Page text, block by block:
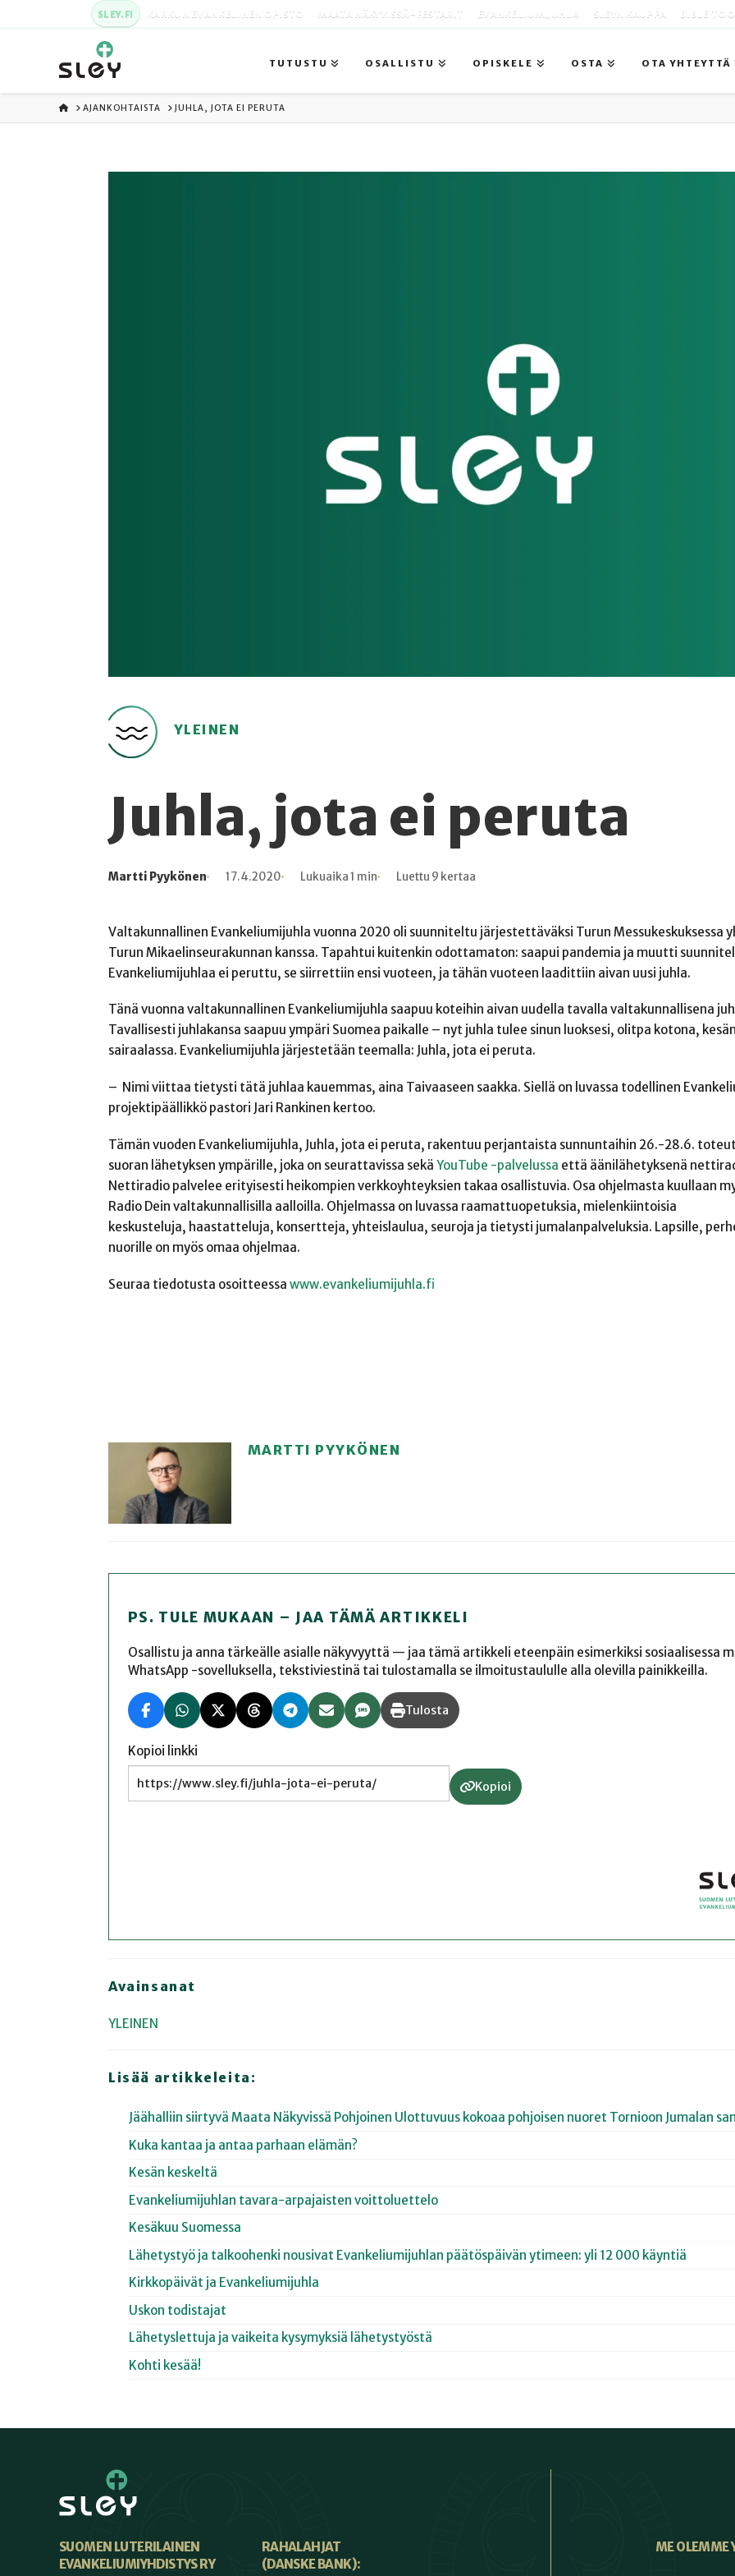
SLEY.FI KARKUN EVANKELINEN OPISTO MAATA NÄKYVISSÄ -FESTARIT EVANKELIUMIJUHLA SLEYN KAUPPA BIBLE
TUTUSTU OSALLISTU OPISKELE OSTA OTA YHTEYTTÄ
ETUSIVU
AJANKOHTAISTA JUHLA, JOTA EI PERUTA
YLEINEN
Juhla, jota ei peruta
Kirjoittaja
Martti Pyykönen
Julkaistu 17.4.2020
Lukuaika Lukuaika 1 min
Lukukertoja Luettu 9 kertaa
Valtakunnallinen Evankeliumijuhla vuonna 2020 oli suunniteltu järjestettäväksi Turun Messukeskuksessa
Turun Mikaelinseurakunnan kanssa. Tapahtui kuitenkin odottamaton: saapui pandemia ja muutti
Evankeliumijuhlaa ei peruttu, se siirrettiin ensi vuoteen, ja tähän vuoteen laadittiin aivan uusi juhla.
Tänä vuonna valtakunnallinen Evankeliumijuhla saapuu koteihin aivan uudella tavalla valtakunnallisena
Tavallisesti juhlakansa saapuu ympäri Suomea paikalle – nyt juhla tulee sinun luoksesi, olitpa kotona,
sairaalassa. Evankeliumijuhla järjestetään teemalla: Juhla, jota ei peruta.
– Nimi viittaa tietysti tätä juhlaa kauemmas, aina Taivaaseen saakka. Siellä on luvassa todellinen
projektipäällikkö pastori Jari Rankinen kertoo.
Tämän vuoden Evankeliumijuhla, Juhla, jota ei peruta, rakentuu perjantaista sunnuntaihin 26.-28.6.
suoran lähetyksen ympärille, joka on seurattavissa sekä YouTube -palvelussa että äänilähetyksenä
Nettiradio palvelee erityisesti heikompien verkkoyhteyksien takaa osallistuvia. Osa ohjelmasta kuullaan
Radio Dein valtakunnallisilla aalloilla. Ohjelmassa on luvassa raamattuopetuksia, mielenkiintoisia
keskusteluja, haastatteluja, konsertteja, yhteislaulua, seuroja ja tietysti jumalanpalveluksia. Lapsille,
nuorille on myös omaa ohjelmaa.
Seuraa tiedotusta osoitteessa www.evankeliumijuhla.fi
MARTTI PYYKÖNEN
PS. TULE MUKAAN – JAA TÄMÄ ARTIKKELI
Osallistu ja anna tärkeälle asialle näkyvyyttä — jaa tämä artikkeli eteenpäin esimerkiksi sosiaalisessa
WhatsApp -sovelluksella, tekstiviestinä tai tulostamalla se ilmoitustaululle alla olevilla painikkeilla.
Tulosta
Kopioi linkki
Kopioi
Avainsanat
YLEINEN
Lisää artikkeleita:
Jäähalliin siirtyvä Maata Näkyvissä Pohjoinen Ulottuvuus kokoaa pohjoisen nuoret Tornioon Jumalan
Kuka kantaa ja antaa parhaan elämän?
Kesän keskeltä
Evankeliumijuhlan tavara-arpajaisten voittoluettelo
Kesäkuu Suomessa
Lähetystyö ja talkoohenki nousivat Evankeliumijuhlan päätöspäivän ytimeen: yli 12 000 käyntiä
Kirkkopäivät ja Evankeliumijuhla
Uskon todistajat
Lähetyslettuja ja vaikeita kysymyksiä lähetystyöstä
Kohti kesää!
SUOMEN LUTERILAINEN
EVANKELIUMIYHDISTYS RY
RAHALAHJAT
(DANSKE BANK):
ME OLEMME